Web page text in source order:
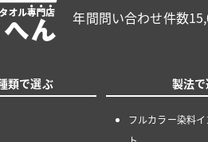
年間問い合わせ件数
類で選ぶ 製法
フルカラー染料